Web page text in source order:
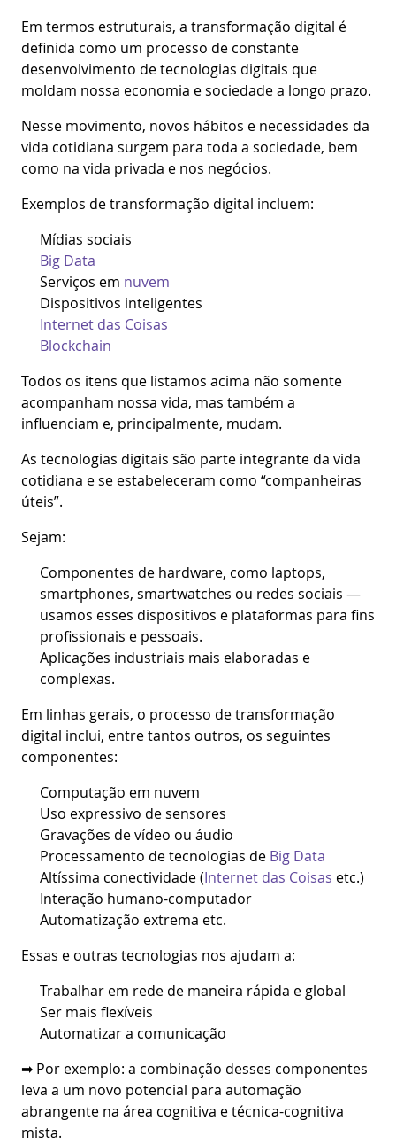
Em termos estruturais, a transformação digital é
definida como um processo de constante
desenvolvimento de tecnologias digitais que
moldam nossa economia e sociedade a longo prazo.
Nesse movimento, novos hábitos e necessidades da
vida cotidiana surgem para toda a sociedade, bem
como na vida privada e nos negócios.
Exemplos de transformação digital incluem:
Mídias sociais
Big Data
Serviços em nuvem
Dispositivos inteligentes
Internet das Coisas
Blockchain
Todos os itens que listamos acima não somente
acompanham nossa vida, mas também a
influenciam e, principalmente, mudam.
As tecnologias digitais são parte integrante da vida
cotidiana e se estabeleceram como “companheiras
úteis”.
Sejam:
Componentes de hardware, como laptops,
smartphones, smartwatches ou redes sociais —
usamos esses dispositivos e plataformas para fins
profissionais e pessoais.
Aplicações industriais mais elaboradas e
complexas.
Em linhas gerais, o processo de transformação
digital inclui, entre tantos outros, os seguintes
componentes:
Computação em nuvem
Uso expressivo de sensores
Gravações de vídeo ou áudio
Processamento de tecnologias de Big Data
Altíssima conectividade (Internet das Coisas etc.)
Interação humano-computador
Automatização extrema etc.
Essas e outras tecnologias nos ajudam a:
Trabalhar em rede de maneira rápida e global
Ser mais flexíveis
Automatizar a comunicação
➡ Por exemplo: a combinação desses componentes
leva a um novo potencial para automação
abrangente na área cognitiva e técnica-cognitiva
mista.